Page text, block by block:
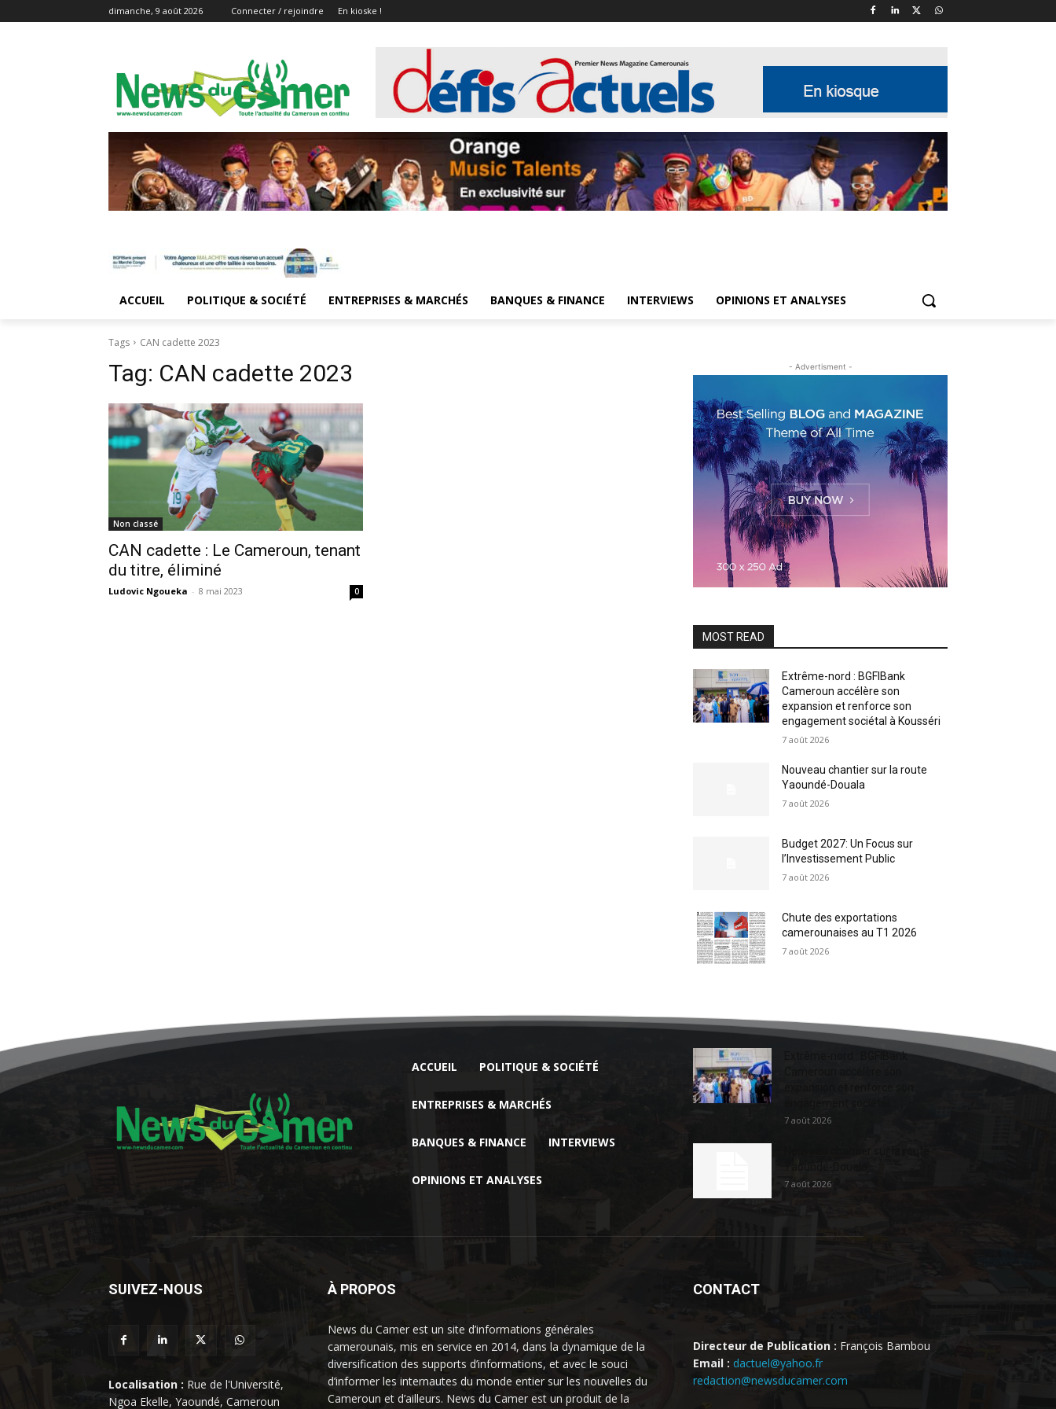
dimanche, 9 août 2026 Connecter / rejoindre En kioske !
ACCUEIL POLITIQUE & SOCIÉTÉ ENTREPRISES & MARCHÉS BANQUES & FINANCE INTERVIEWS OPINIONS ET ANALYSES
Tags CAN cadette 2023
Tag: CAN cadette 2023
Non classé
CAN cadette : Le Cameroun, tenant
du titre, éliminé
Ludovic Ngoueka - 8 mai 2023 0
- Advertisment -
MOST READ
Extrême-nord : BGFIBank
Cameroun accélère son
expansion et renforce son
engagement sociétal à Kousséri
7 août 2026
Nouveau chantier sur la route
Yaoundé-Douala
7 août 2026
Budget 2027: Un Focus sur
l’Investissement Public
7 août 2026
Chute des exportations
camerounaises au T1 2026
7 août 2026
ACCUEIL POLITIQUE & SOCIÉTÉ
ENTREPRISES & MARCHÉS
BANQUES & FINANCE INTERVIEWS
OPINIONS ET ANALYSES
Extrême-nord : BGFIBank
7 août 2026
7 août 2026
SUIVEZ-NOUS
Localisation : Rue de l'Université,
Ngoa Ekelle, Yaoundé, Cameroun
À PROPOS
News du Camer est un site d’informations générales
camerounais, mis en service en 2014, dans la dynamique de la
diversification des supports d’informations, et avec le souci
d’informer les internautes du monde entier sur les nouvelles du
Cameroun et d’ailleurs. News du Camer est un produit de la
CONTACT
Directeur de Publication : François Bambou
Email : dactuel@yahoo.fr
redaction@newsducamer.com